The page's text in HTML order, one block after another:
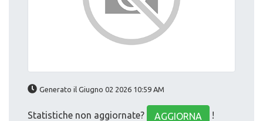
Generato il Giugno 02 2026 10:59 AM
Statistiche non aggiornate? AGGIORNA !